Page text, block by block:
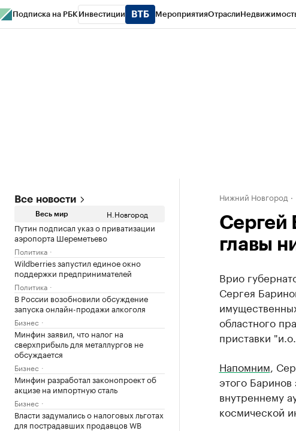
Подписка на РБК Инвестиции МероприятияОтрасли
Все новости
Весь мир Н.Новгород
Путин подписал указ о приватизации
аэропорта Шереметьево
Политика
Wildberries запустил единое окно
поддержки предпринимателей
Политика
В России возобновили обсуждение
запуска онлайн-продажи алкоголя
Бизнес
Минфин заявил, что налог на
сверхприбыль для металлургов не
обсуждается
Бизнес
Минфин разработал законопроект об
акцизе на импортную сталь
Бизнес
Власти задумались о налоговых льготах
для пострадавших продавцов WB
Нижний Новгород
Сергей
главы
Врио
Сергея
областного
приставки
Напомним ,
этого Баринов
внутреннему
космической